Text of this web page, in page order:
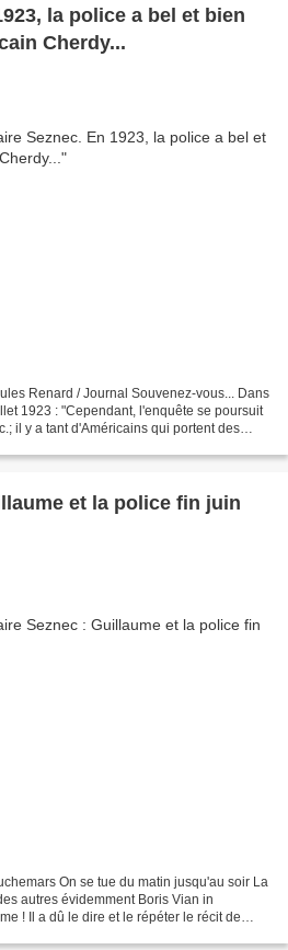
la police a bel et bien
Cherdy...
Renard / Journal Souvenez-vous... Dans
1923 : "Cependant, l'enquête se poursuit
il y a tant d'Américains qui portent des
et la police fin juin
On se tue du matin jusqu'au soir La
autres évidemment Boris Vian in
! Il a dû le dire et le répéter le récit de